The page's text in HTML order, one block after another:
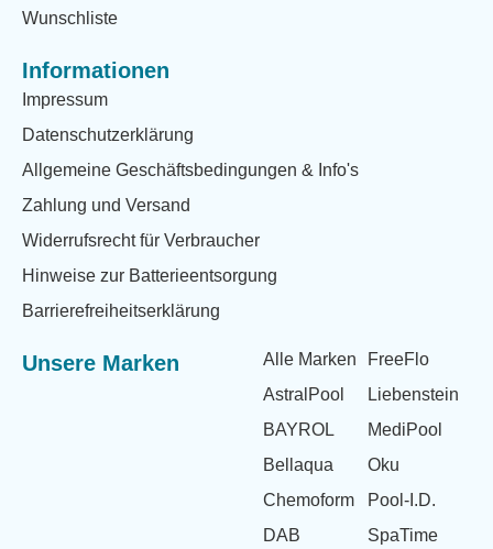
Wunschliste
Informationen
Impressum
Datenschutzerklärung
Allgemeine Geschäftsbedingungen & Info's
Zahlung und Versand
Widerrufsrecht für Verbraucher
Hinweise zur Batterieentsorgung
Barrierefreiheitserklärung
Unsere Marken
Alle Marken
AstralPool
BAYROL
Bellaqua
Chemoform
DAB
FreeFlo
Liebenstein
MediPool
Oku
Pool-I.D.
SpaTime